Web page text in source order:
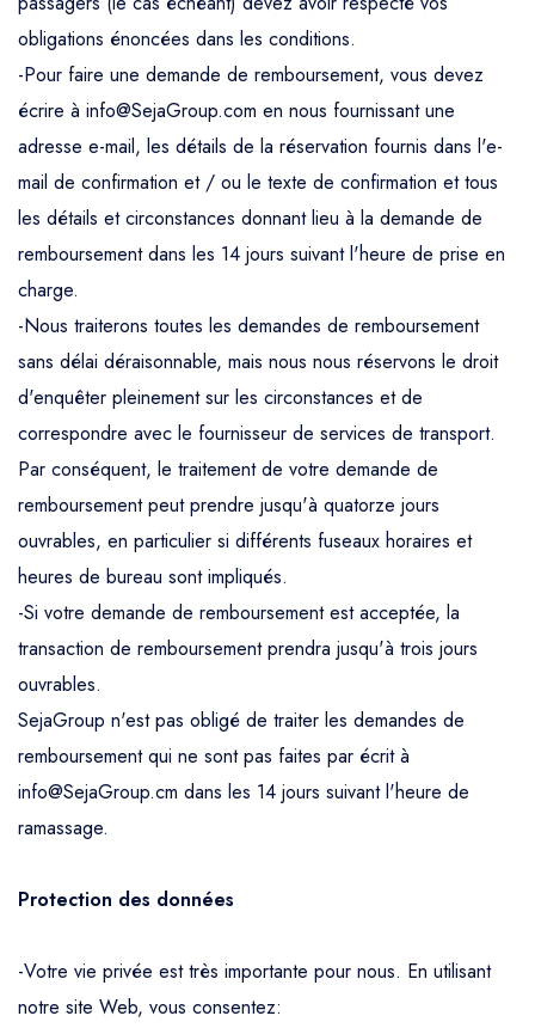
obligations énoncées dans les conditions.
-Pour faire une demande de remboursement, vous devez
écrire à info@SejaGroup.com en nous fournissant une
adresse e-mail, les détails de la réservation fournis dans l'e-
mail de confirmation et / ou le texte de confirmation et tous
les détails et circonstances donnant lieu à la demande de
remboursement dans les 14 jours suivant l'heure de prise en
charge.
-Nous traiterons toutes les demandes de remboursement
sans délai déraisonnable, mais nous nous réservons le droit
d'enquêter pleinement sur les circonstances et de
correspondre avec le fournisseur de services de transport.
Par conséquent, le traitement de votre demande de
remboursement peut prendre jusqu'à quatorze jours
ouvrables, en particulier si différents fuseaux horaires et
heures de bureau sont impliqués.
-Si votre demande de remboursement est acceptée, la
transaction de remboursement prendra jusqu'à trois jours
ouvrables.
SejaGroup n'est pas obligé de traiter les demandes de
remboursement qui ne sont pas faites par écrit à
info@SejaGroup.cm dans les 14 jours suivant l'heure de
ramassage.
Protection des données
-Votre vie privée est très importante pour nous. En utilisant
notre site Web, vous consentez: